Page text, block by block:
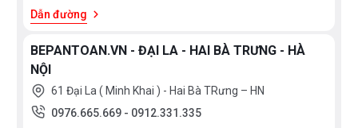
Dẫn đường
BEPANTOAN.VN - ĐẠI LA - HAI BÀ TRƯNG - HÀ
NỘI
61 Đại La ( Minh Khai ) - Hai Bà TRưng – HN
0976.665.669 - 0912.331.335